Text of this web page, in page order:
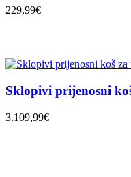
229,99€
Sklopivi prijenosni
3.109,99€